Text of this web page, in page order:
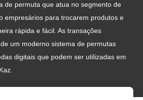
de permuta que atua no segmento de
empresários para trocarem produtos e
rápida e fácil. As transações
um moderno sistema de permutas
digitais que podem ser utilizadas em